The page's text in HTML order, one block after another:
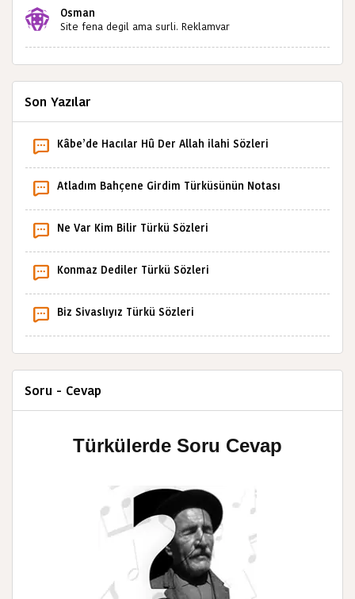
Osman
Site fena degil ama surli. Reklamvar
Son Yazılar
Kâbe’de Hacılar Hû Der Allah ilahi Sözleri
Atladım Bahçene Girdim Türküsünün Notası
Ne Var Kim Bilir Türkü Sözleri
Konmaz Dediler Türkü Sözleri
Biz Sivaslıyız Türkü Sözleri
Soru - Cevap
Türkülerde Soru Cevap